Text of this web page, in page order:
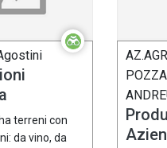
terreni con
da vino, da